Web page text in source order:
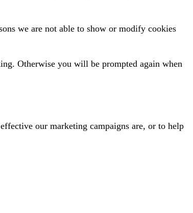
we are not able to show or modify cookies
Otherwise you will be prompted again when
our marketing campaigns are, or to help